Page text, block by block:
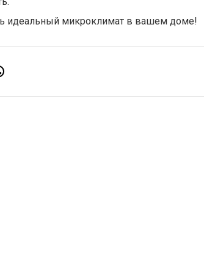
идеальный микроклимат в вашем доме!